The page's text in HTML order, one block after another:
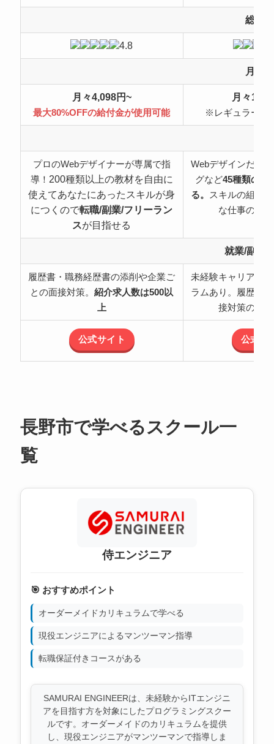
総合
4.8
月額
月々4,098円~
最大80%OFFの給付金が使用可能
月々
※レギュラープ
プロのWebデザイナーが専属で指
導！ 200種類以上の教材を自由に
使えてあなたにあったスキルが身
につくので転職/副業/フリーラン
スが目指せる
Webデザインだけ
グなど45種類の職
る。 スキルの組み
な仕事の可
就業/副業
履歴書・職務経歴書の添削や企業ご
との面接対策。紹介求人数は500以
上
未経験キャリアチ
ラムあり。履歴書
接対策のサ
公式サイト 公式サ
長野市で学べるスクール一
覧
侍エンジニア
🎯 おすすめポイント
オーダーメイドカリキュラムで学べる
現役エンジニアによるマンツーマン指導
転職保証付きコースがある
SAMURAI ENGINEERは、未経験からITエンジニ
アを目指す方を対象にしたプログラミングスクー
ルです。オーダーメイドのカリキュラムを提供
し、現役エンジニアがマンツーマンで指導しま